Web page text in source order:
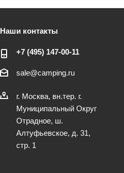
Наши контакты
+7 (495) 147-00-11
sale@camping.ru
г. Москва, вн.тер. г.
Муниципальный Округ
Отрадное, ш.
Алтуфьевское, д. 31,
стр. 1